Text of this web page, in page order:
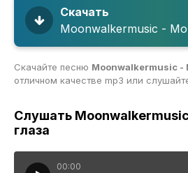
Скачать
Moonwalkermusic -
Скачайте песню Moonwalkermusic -
отличном качестве mp3 или
Слушать
глаза
00:00